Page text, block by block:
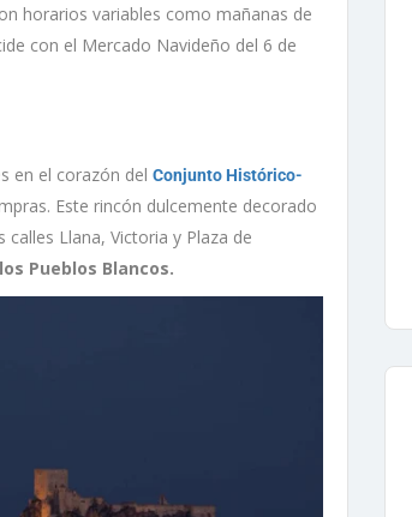
horarios variables como mañanas de
con el Mercado Navideño del 6 de
en el corazón del Conjunto Histórico-
Este rincón dulcemente decorado
Llana, Victoria y Plaza de
Pueblos Blancos.